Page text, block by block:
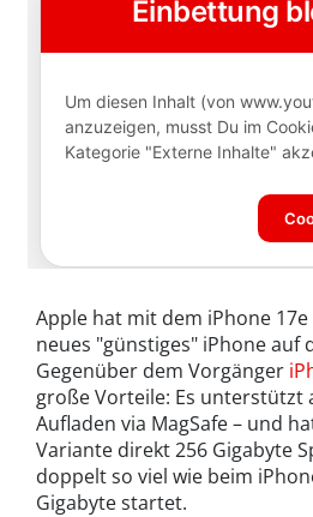
Apple hat mit dem iPhone
neues "günstiges" iPhone auf
Gegenüber dem Vorgänger
große Vorteile: Es unterstützt
Aufladen via MagSafe – und
Variante direkt 256 Gigabyte
doppelt so viel wie beim
Gigabyte startet.